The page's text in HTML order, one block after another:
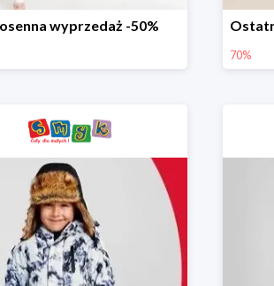
wyprzedaż -50%
70%